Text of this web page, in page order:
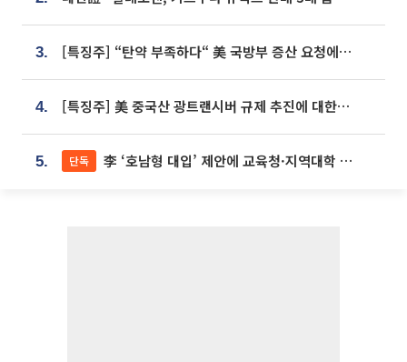
3. [특징주] “탄약 부족하다“ 美 국방부 증산 요청에⋯국내 방산주 급등세
4. [특징주] 美 중국산 광트랜시버 규제 추진에 대한광통신 등 광통신株 강세
5. 단독 李 ‘호남형 대입’ 제안에 교육청·지역대학 서·논술형 입시 연계 '착수'